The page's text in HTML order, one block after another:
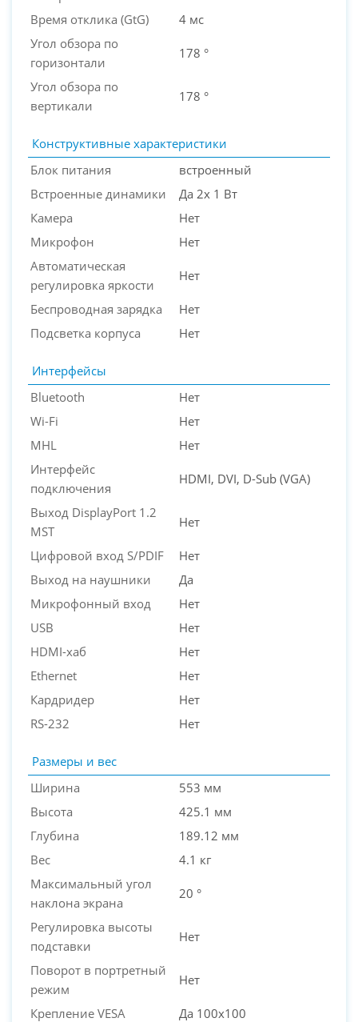
Время отклика (GtG)
4 мс
Угол обзора по
горизонтали
178 °
Угол обзора по
вертикали
178 °
Конструктивные характеристики
Блок питания
встроенный
Встроенные динамики
Да 2x 1 Вт
Камера
Нет
Микрофон
Нет
Автоматическая
регулировка яркости
Нет
Беспроводная зарядка
Нет
Подсветка корпуса
Нет
Интерфейсы
Bluetooth
Нет
Wi-Fi
Нет
MHL
Нет
Интерфейс
подключения
HDMI, DVI, D-Sub (VGA)
Выход DisplayPort 1.2
MST
Нет
Цифровой вход S/PDIF
Нет
Выход на наушники
Да
Микрофонный вход
Нет
USB
Нет
HDMI-хаб
Нет
Ethernet
Нет
Кардридер
Нет
RS-232
Нет
Размеры и вес
Ширина
553 мм
Высота
425.1 мм
Глубина
189.12 мм
Вес
4.1 кг
Максимальный угол
наклона экрана
20 °
Регулировка высоты
подставки
Нет
Поворот в портретный
режим
Нет
Крепление VESA Да 100x100